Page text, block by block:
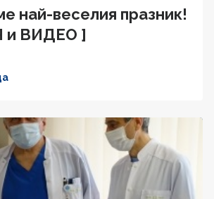
най-веселия празник!
и ВИДЕО ]